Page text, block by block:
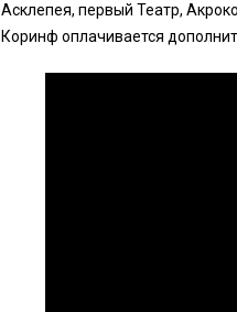
Асклепея, первый Театр,
Коринф оплачивается